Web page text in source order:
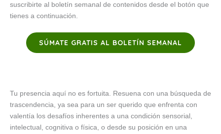
suscribirte al boletín semanal de contenidos desde el botón que
tienes a continuación.
SÚMATE GRATIS AL BOLETÍN SEMANAL
Tu presencia aquí no es fortuita. Resuena con una búsqueda de
trascendencia, ya sea para un ser querido que enfrenta con
valentía los desafíos inherentes a una condición sensorial,
intelectual, cognitiva o física, o desde su posición en una